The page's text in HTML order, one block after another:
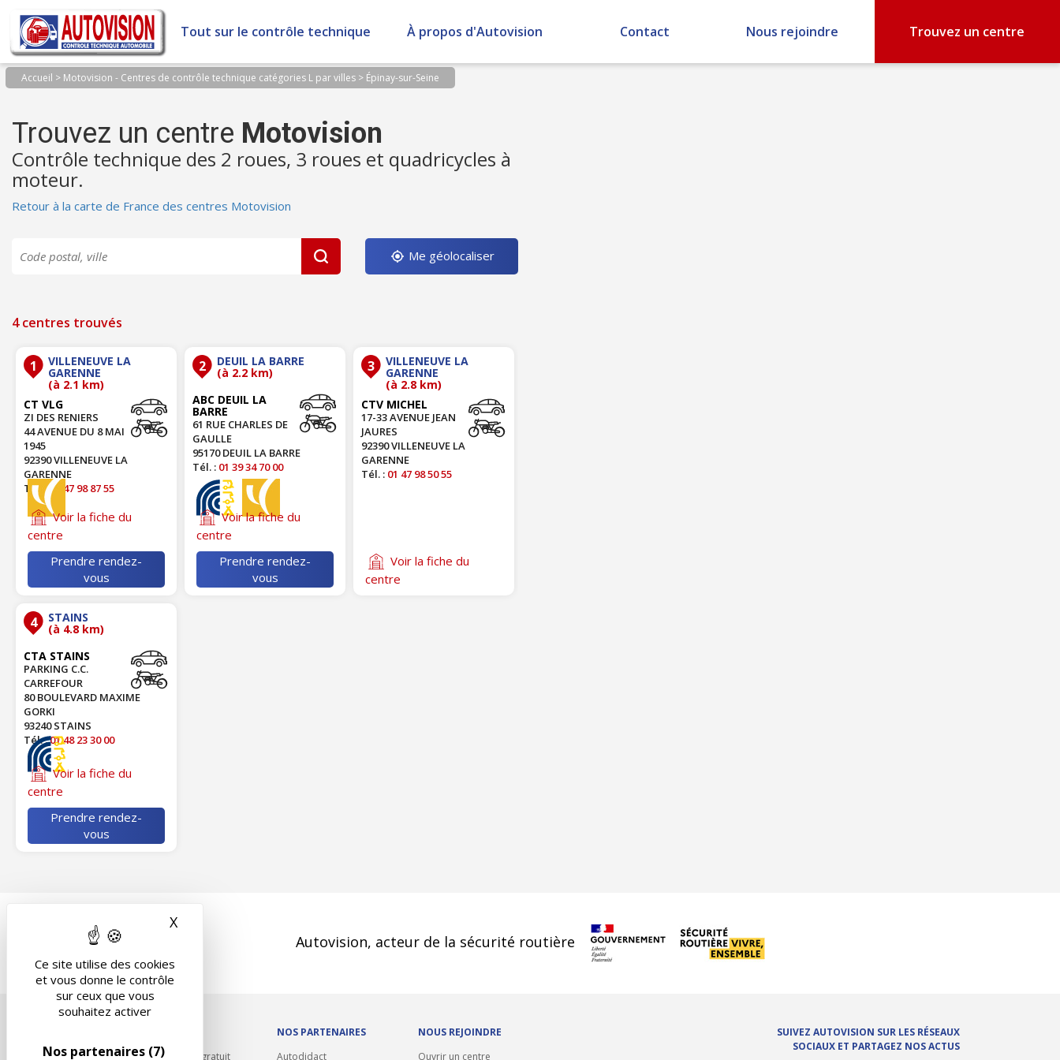
Panneau de gestion des cookies
Ce site utilise des cookies
et vous donne le contrôle
sur ceux que vous
souhaitez activer
Nos partenaires (7)
X
Tout sur le contrôle technique À propos d'Autovision Contact Nous rejoindre Trouvez un centre
Accueil > Motovision - Centres de contrôle technique catégories L par villes> Épinay-sur-Seine
Trouvez un centre Motovision
Contrôle technique des 2 roues, 3 roues et quadricycles à
moteur.
Retour à la carte de France des centres Motovision
Me géolocaliser
4 centres trouvés
1 VILLENEUVE LA
GARENNE
(à 2.1 km)
CT VLG
ZI DES RENIERS
44 AVENUE DU 8 MAI
1945
92390 VILLENEUVE LA
GARENNE
Tél. :01 47 98 87 55
Voir la fiche du
centre
Prendre rendez-
vous
2 DEUIL LA BARRE
(à 2.2 km)
ABC DEUIL LA
BARRE
61 RUE CHARLES DE
GAULLE
95170 DEUIL LA BARRE
Tél. : 01 39 34 70 00
Voir la fiche du
centre
Prendre rendez-
vous
3 VILLENEUVE LA
GARENNE
(à 2.8 km)
CTV MICHEL
17-33 AVENUE JEAN
JAURES
92390 VILLENEUVE LA
GARENNE
Tél. : 01 47 98 50 55
Voir la fiche du
centre
4 STAINS
(à 4.8 km)
CTA STAINS
PARKING C.C.
CARREFOUR
80 BOULEVARD MAXIME
GORKI
93240 STAINS
Tél. :01 48 23 30 00
Voir la fiche du
centre
Prendre rendez-
vous
Autovision, acteur de la sécurité routière
Rappel contrôle technique gratuit
NOS PARTENAIRES
Autodidact
NOUS REJOINDRE
Ouvrir un centre
SUIVEZ AUTOVISION SUR LES RÉSEAUX
SOCIAUX ET PARTAGEZ NOS ACTUS